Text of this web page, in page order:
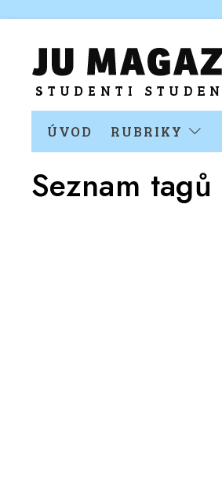
ÚVOD RUBRIKY
Seznam tagů